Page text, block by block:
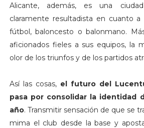
Alicante, además, es una
claramente resultadista en cuanto a
fútbol, baloncesto o balonmano.
aficionados fieles a sus equipos, la
olor de los triunfos y de los partidos
Así las cosas, el futuro del
pasa por consolidar la identidad
año. Transmitir sensación de que se
mima el club desde la base y